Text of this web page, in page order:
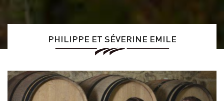
PHILIPPE ET SÉVERINE EMILE